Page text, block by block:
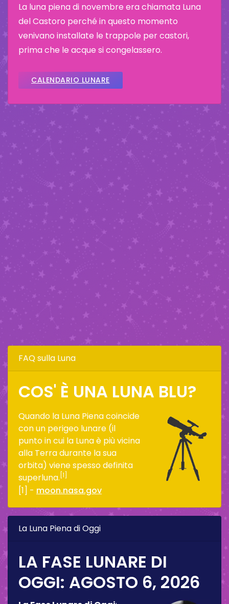
La luna piena di novembre era chiamata Luna
del Castoro perché in questo momento
venivano installate le trappole per castori,
prima che le acque si congelassero.
CALENDARIO LUNARE
FAQ sulla Luna
COS' È UNA LUNA BLU?
Quando la Luna Piena coincide
con un perigeo lunare (il
punto in cui la Luna è più vicina
alla Terra durante la sua
orbita) viene spesso definita
superluna. [1]
[1] - moon.nasa.gov
La Luna Piena di Oggi
LA FASE LUNARE DI
OGGI: AGOSTO 6, 2026